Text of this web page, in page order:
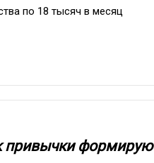
по 18 тысяч в месяц
привычки